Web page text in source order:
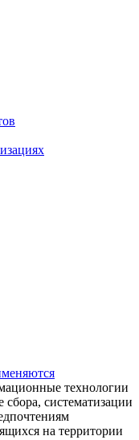
технологии
систематизации
на территории